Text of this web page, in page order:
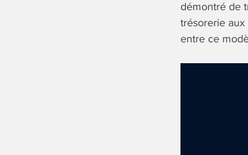
démontré de
trésorerie aux
entre ce